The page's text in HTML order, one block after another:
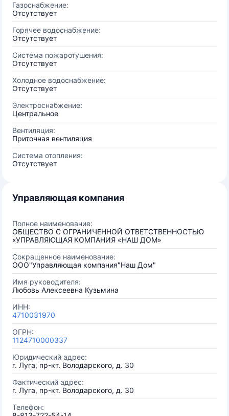
Газоснабжение:
Отсутствует
Горячее водоснабжение:
Отсутствует
Система пожаротушения:
Отсутствует
Холодное водоснабжение:
Отсутствует
Электроснабжение:
Центральное
Вентиляция:
Приточная вентиляция
Система отопления:
Отсутствует
Управляющая компания
Полное наименование:
ОБЩЕСТВО С ОГРАНИЧЕННОЙ ОТВЕТСТВЕННОСТЬЮ
«УПРАВЛЯЮЩАЯ КОМПАНИЯ «НАШ ДОМ»
Сокращенное наименование:
ООО"Управляющая компания"Наш Дом"
Имя руководителя:
Любовь Алексеевна Кузьмина
ИНН:
4710031970
ОГРН:
1124710000337
Юридический адрес:
г. Луга, пр-кт. Володарского, д. 30
Фактический адрес:
г. Луга, пр-кт. Володарского, д. 30
Телефон: